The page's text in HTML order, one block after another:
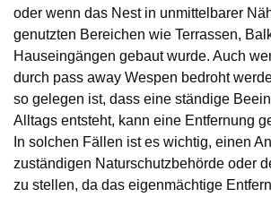
oder wenn das Nest in unmittelbarer
genutzten Bereichen wie Terrassen,
Hauseingängen gebaut wurde. Auch
durch pass away Wespen bedroht
so gelegen ist, dass eine ständige
Alltags entsteht, kann eine Entfernung
In solchen Fällen ist es wichtig, einen
zuständigen Naturschutzbehörde oder
zu stellen, da das eigenmächtige